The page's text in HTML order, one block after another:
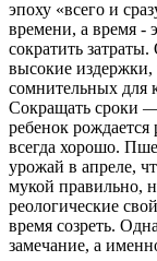
эпоху «всего и
времени, а время -
сократить
высокие
сомнительных для
Сокращать сроки —
ребенок
всегда хорошо.
урожай в апреле,
мукой правильно,
реологические
время созреть.
замечание, а